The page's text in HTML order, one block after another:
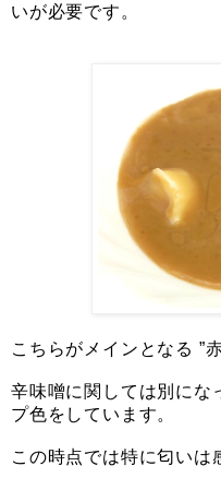
いが必要です。
こちらがメインとなる ”
辛味噌に関しては別にな
プ色をしています。
この時点では特に匂いは